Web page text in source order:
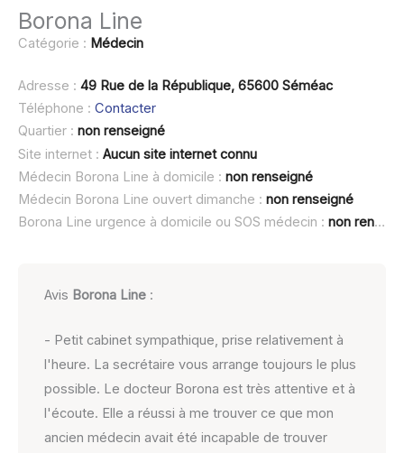
Borona Line
Catégorie : Médecin
Adresse : 49 Rue de la République, 65600 Séméac
Téléphone : Contacter
Quartier : non renseigné
Site internet : Aucun site internet connu
Médecin Borona Line à domicile : non renseigné
Médecin Borona Line ouvert dimanche : non renseigné
Borona Line urgence à domicile ou SOS médecin : non renseigné
Avis Borona Line :
- Petit cabinet sympathique, prise relativement à
l'heure. La secrétaire vous arrange toujours le plus
possible. Le docteur Borona est très attentive et à
l'écoute. Elle a réussi à me trouver ce que mon
ancien médecin avait été incapable de trouver